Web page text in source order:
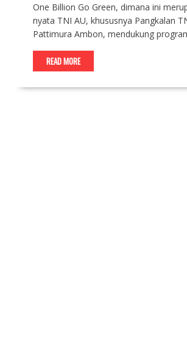
One Billion Go Green, dimana ini
nyata TNI AU, khususnya Pangkalan
Pattimura Ambon, mendukung
READ MORE